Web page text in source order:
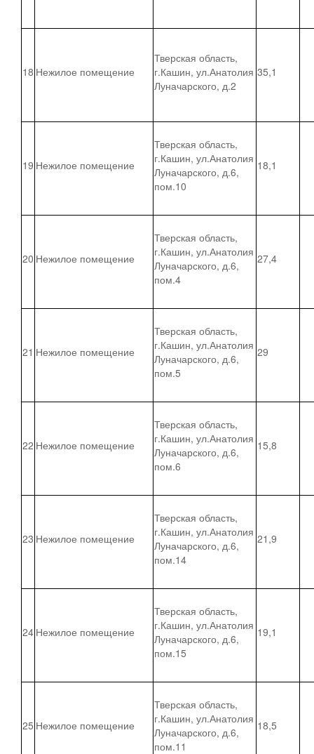
18 Нежилое помещение
Тверская область,
г.Кашин, ул.Анатолия
Луначарского, д.2
35,1
19 Нежилое помещение
Тверская область,
г.Кашин, ул.Анатолия
Луначарского, д.6,
пом.10
18,1
20 Нежилое помещение
Тверская область,
г.Кашин, ул.Анатолия
Луначарского, д.6,
пом.4
27,4
21 Нежилое помещение
Тверская область,
г.Кашин, ул.Анатолия
Луначарского, д.6,
пом.5
29
22 Нежилое помещение
Тверская область,
г.Кашин, ул.Анатолия
Луначарского, д.6,
пом.6
15,8
23 Нежилое помещение
Тверская область,
г.Кашин, ул.Анатолия
Луначарского, д.6,
пом.14
21,9
24 Нежилое помещение
Тверская область,
г.Кашин, ул.Анатолия
Луначарского, д.6,
пом.15
19,1
25 Нежилое помещение
Тверская область,
г.Кашин, ул.Анатолия
Луначарского, д.6,
пом.11
18,5